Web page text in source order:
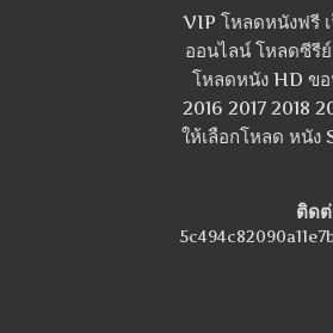
VIP โหลดหนังฟรี
ออนไลน์ โหลดซีรี
โหลดหนัง HD ขอ
2016 2017 2018
ให้เลือกโหลด หนั
ติด